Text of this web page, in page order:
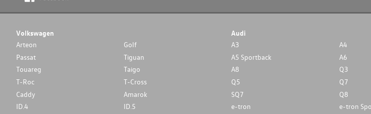
Volkswagen
Arteon
Golf
Passat
Tiguan
Touareg
Taigo
T-Roc
T-Cross
Caddy
Amarok
ID.4
ID.5
Audi
A3
A4
A5 Sportback
A6
A8
Q3
Q5
Q7
SQ7
Q8
e-tron
e-tron